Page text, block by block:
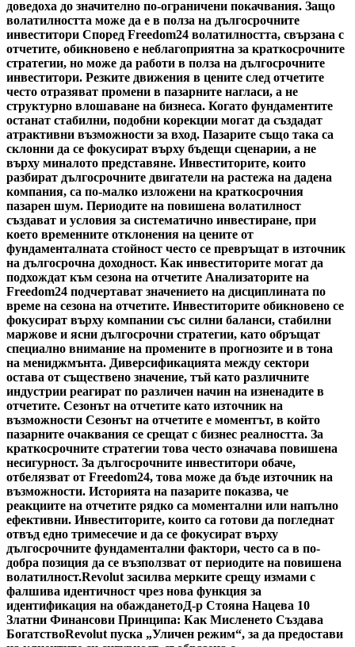
доведоха до значително по-ограничени покачвания. Защо
волатилността може да е в полза на дългосрочните
инвеститори Според Freedom24 волатилността, свързана с
отчетите, обикновено е неблагоприятна за краткосрочните
стратегии, но може да работи в полза на дългосрочните
инвеститори. Резките движения в цените след отчетите
често отразяват промени в пазарните нагласи, а не
структурно влошаване на бизнеса. Когато фундаментите
останат стабилни, подобни корекции могат да създадат
атрактивни възможности за вход. Пазарите също така са
склонни да се фокусират върху бъдещи сценарии, а не
върху миналото представяне. Инвеститорите, които
разбират дългосрочните двигатели на растежа на дадена
компания, са по-малко изложени на краткосрочния
пазарен шум. Периодите на повишена волатилност
създават и условия за систематично инвестиране, при
което временните отклонения на цените от
фундаменталната стойност често се превръщат в източник
на дългосрочна доходност. Как инвеститорите могат да
подхождат към сезона на отчетите Анализаторите на
Freedom24 подчертават значението на дисциплината по
време на сезона на отчетите. Инвеститорите обикновено се
фокусират върху компании със силни баланси, стабилни
маржове и ясни дългосрочни стратегии, като обръщат
специално внимание на промените в прогнозите и в тона
на мениджмънта. Диверсификацията между сектори
остава от съществено значение, тъй като различните
индустрии реагират по различен начин на изненадите в
отчетите. Сезонът на отчетите като източник на
възможности Сезонът на отчетите е моментът, в който
пазарните очаквания се срещат с бизнес реалността. За
краткосрочните стратегии това често означава повишена
несигурност. За дългосрочните инвеститори обаче,
отбелязват от Freedom24, това може да бъде източник на
възможности. Историята на пазарите показва, че
реакциите на отчетите рядко са моментални или напълно
ефективни. Инвеститорите, които са готови да погледнат
отвъд едно тримесечие и да се фокусират върху
дългосрочните фундаментални фактори, често са в по-
добра позиция да се възползват от периодите на повишена
волатилност.Revolut засилва мерките срещу измами с
фалшива идентичност чрез нова функция за
идентификация на обажданетоД-р Стояна Нацева 10
Златни Финансови Принципа: Как Мисленето Създава
БогатствоRevolut пуска „Уличен режим“, за да предостави